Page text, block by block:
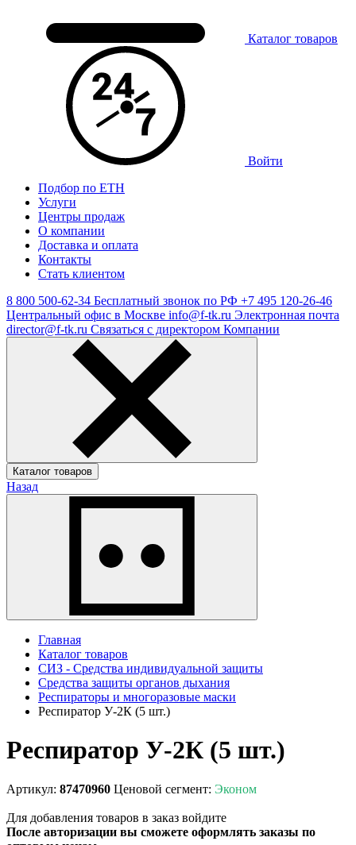
Каталог товаров
Войти
Подбор по ЕТН
Услуги
Центры продаж
О компании
Доставка и оплата
Контакты
Стать клиентом
8 800 500-62-34 Бесплатный звонок по РФ +7 495 120-26-46
Центральный офис в Москве info@f-tk.ru Электронная почта
director@f-tk.ru Связаться с директором Компании
Каталог товаров
Назад
Главная
Каталог товаров
СИЗ - Средства индивидуальной защиты
Средства защиты органов дыхания
Респираторы и многоразовые маски
Респиратор У-2К (5 шт.)
Респиратор У-2К (5 шт.)
Артикул: 87470960 Ценовой сегмент: Эконом
Для добавления товаров в заказ войдите
После авторизации вы сможете оформлять заказы по